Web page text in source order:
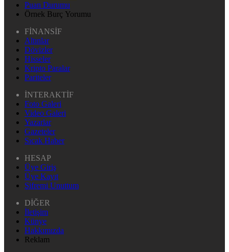
Puan Durumu
Örnek Burç Yorumu
FİNANSİF
Altınlar
Dövizler
Hisseler
Kripto Paralar
Pariteler
İNTERAKTİF
Foto Galeri
Video Galeri
Yazarlar
Gazeteler
Sıcak Haber
HESAP
Üye Giriş
Üye Kayıt
Şifremi Unuttum
DİĞER
İletişim
Künye
Hakkımızda
Reklam